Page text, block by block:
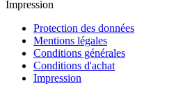
Impression
Protection des données
Mentions légales
Conditions générales
Conditions d'achat
Impression